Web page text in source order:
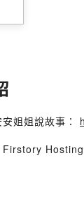
姐姐說故事：
Hosting